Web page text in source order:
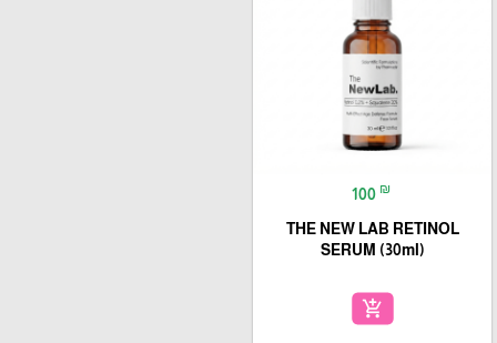
100 ₪
THE NEW LAB RETINOL
SERUM (30ml)
add_shopping_cart